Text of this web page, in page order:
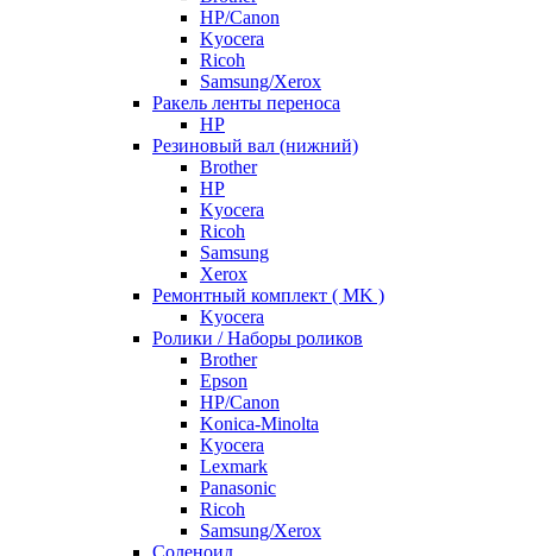
HP/Canon
Kyocera
Ricoh
Samsung/Xerox
Ракель ленты переноса
HP
Резиновый вал (нижний)
Brother
HP
Kyocera
Ricoh
Samsung
Xerox
Ремонтный комплект ( MK )
Kyocera
Ролики / Наборы роликов
Brother
Epson
HP/Canon
Konica-Minolta
Kyocera
Lexmark
Panasonic
Ricoh
Samsung/Xerox
Соленоид